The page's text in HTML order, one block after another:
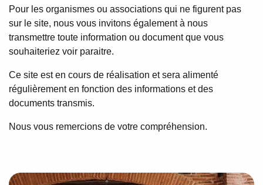
Pour les organismes ou associations qui ne figurent pas
sur le site, nous vous invitons également à nous
transmettre toute information ou document que vous
souhaiteriez voir paraitre.
Ce site est en cours de réalisation et sera alimenté
régulièrement en fonction des informations et des
documents transmis.
Nous vous remercions de votre compréhension.